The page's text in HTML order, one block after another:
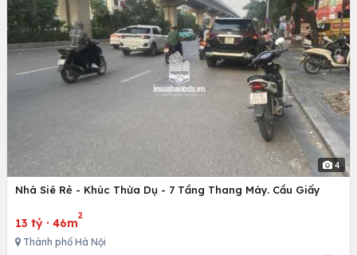
4
Nhà Siê Rẻ - Khúc Thừa Dụ - 7 Tầng Thang Máy. Cầu Giấy
13 tỷ · 46m
2
Thành phố Hà Nội